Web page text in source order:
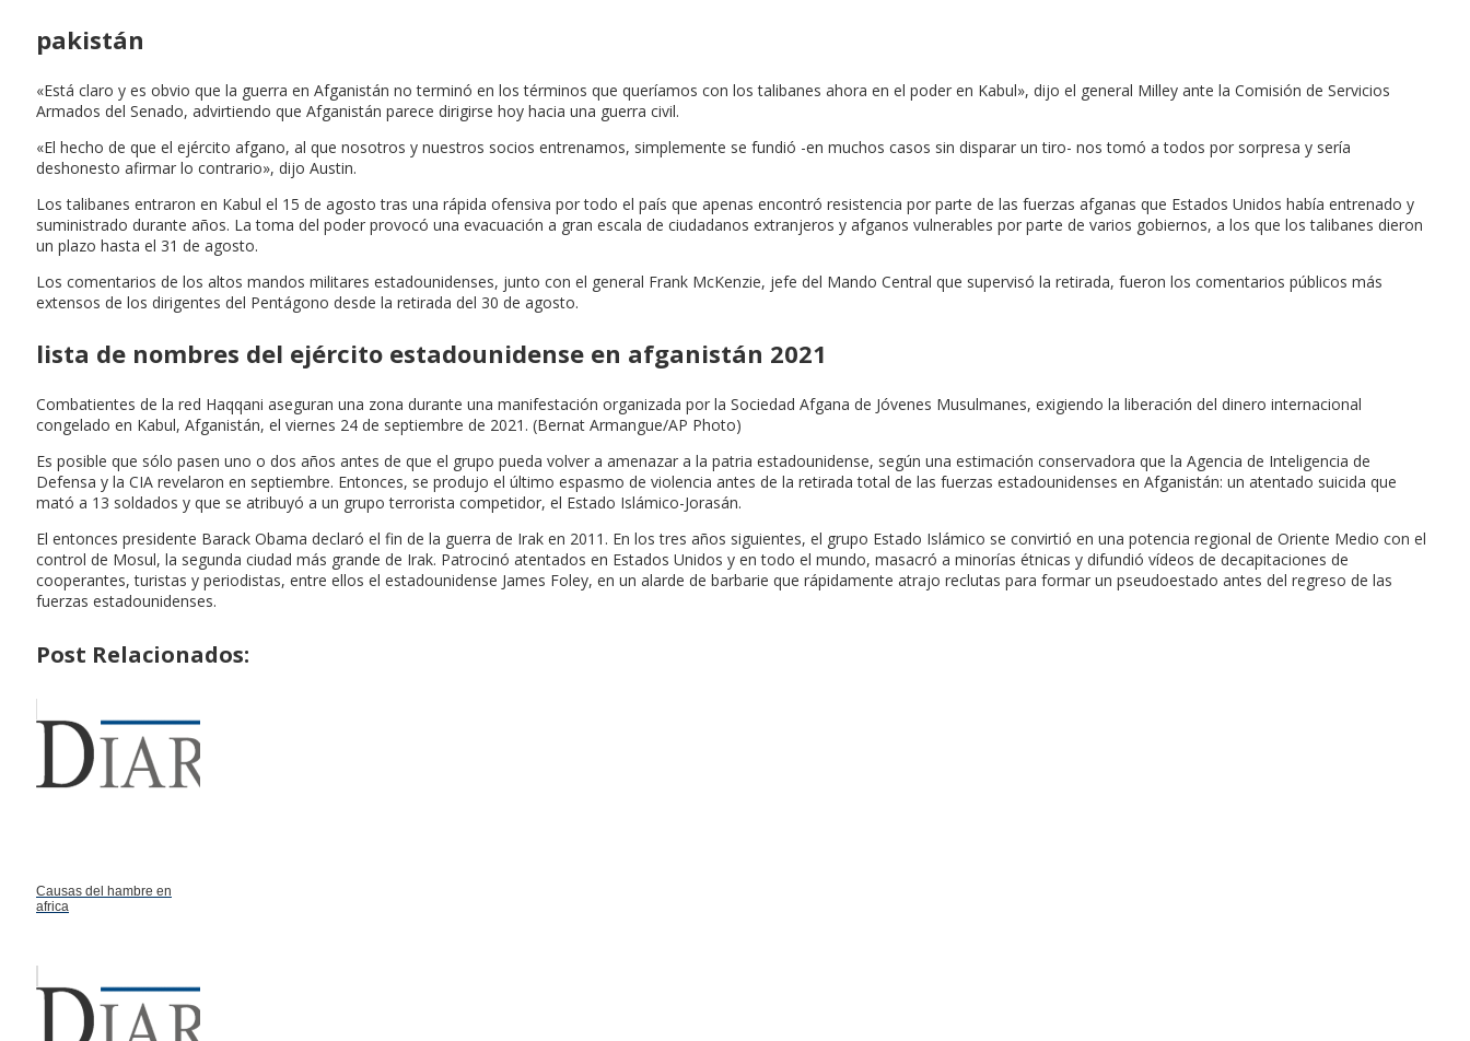
pakistán
«Está claro y es obvio que la guerra en Afganistán no terminó en los términos que queríamos con los talibanes ahora en el poder en Kabul», dijo el general Milley ante la Comisión de Servicios
Armados del Senado, advirtiendo que Afganistán parece dirigirse hoy hacia una guerra civil.
«El hecho de que el ejército afgano, al que nosotros y nuestros socios entrenamos, simplemente se fundió -en muchos casos sin disparar un tiro- nos tomó a todos por sorpresa y sería
deshonesto afirmar lo contrario», dijo Austin.
Los talibanes entraron en Kabul el 15 de agosto tras una rápida ofensiva por todo el país que apenas encontró resistencia por parte de las fuerzas afganas que Estados Unidos había entrenado y
suministrado durante años. La toma del poder provocó una evacuación a gran escala de ciudadanos extranjeros y afganos vulnerables por parte de varios gobiernos, a los que los talibanes dieron
un plazo hasta el 31 de agosto.
Los comentarios de los altos mandos militares estadounidenses, junto con el general Frank McKenzie, jefe del Mando Central que supervisó la retirada, fueron los comentarios públicos más
extensos de los dirigentes del Pentágono desde la retirada del 30 de agosto.
lista de nombres del ejército estadounidense en afganistán 2021
Combatientes de la red Haqqani aseguran una zona durante una manifestación organizada por la Sociedad Afgana de Jóvenes Musulmanes, exigiendo la liberación del dinero internacional
congelado en Kabul, Afganistán, el viernes 24 de septiembre de 2021. (Bernat Armangue/AP Photo)
Es posible que sólo pasen uno o dos años antes de que el grupo pueda volver a amenazar a la patria estadounidense, según una estimación conservadora que la Agencia de Inteligencia de
Defensa y la CIA revelaron en septiembre. Entonces, se produjo el último espasmo de violencia antes de la retirada total de las fuerzas estadounidenses en Afganistán: un atentado suicida que
mató a 13 soldados y que se atribuyó a un grupo terrorista competidor, el Estado Islámico-Jorasán.
El entonces presidente Barack Obama declaró el fin de la guerra de Irak en 2011. En los tres años siguientes, el grupo Estado Islámico se convirtió en una potencia regional de Oriente Medio con el
control de Mosul, la segunda ciudad más grande de Irak. Patrocinó atentados en Estados Unidos y en todo el mundo, masacró a minorías étnicas y difundió vídeos de decapitaciones de
cooperantes, turistas y periodistas, entre ellos el estadounidense James Foley, en un alarde de barbarie que rápidamente atrajo reclutas para formar un pseudoestado antes del regreso de las
fuerzas estadounidenses.
Post Relacionados:
Causas del hambre en
africa